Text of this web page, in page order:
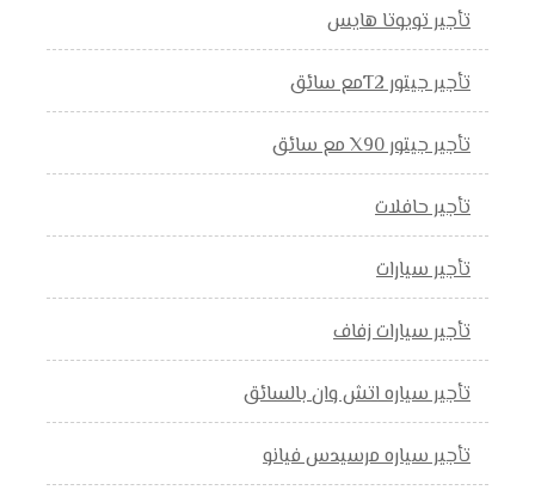
تأجير تويوتا هايس
تأجير جيتور T2مع سائق
تأجير جيتور X90 مع سائق
تأجير حافلات
تأجير سيارات
تأجير سيارات زفاف
تأجير سياره اتش وان بالسائق
تأجير سياره مرسيدس فيانو